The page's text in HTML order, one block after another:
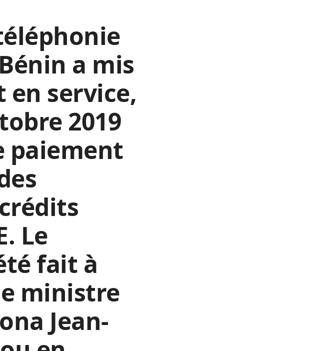
a mis
service,
2019
paiement
Le
fait à
ministre
Jean-